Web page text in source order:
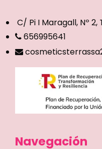
C/ Pi I Maragall, Nº
656995641
Navegación